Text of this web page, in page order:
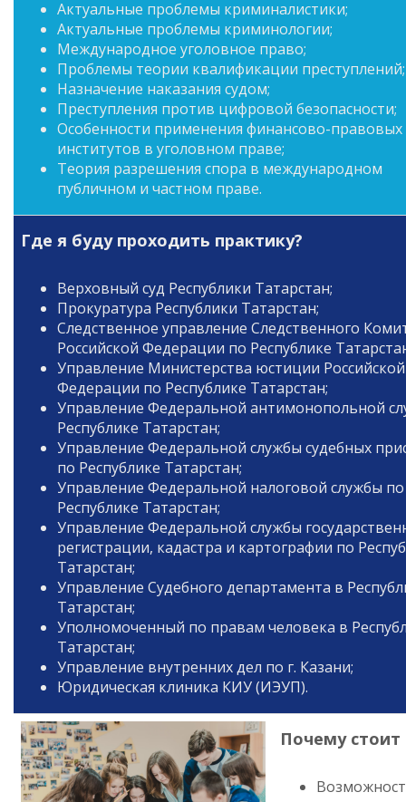
Актуальные проблемы криминалистики;
Актуальные проблемы криминологии;
Международное уголовное право;
Проблемы теории квалификации преступлений;
Назначение наказания судом;
Преступления против цифровой безопасности;
Особенности применения финансово-правовых
институтов в уголовном праве;
Теория разрешения спора в международном
публичном и частном праве.
Где я буду проходить практику?
Верховный суд Республики Татарстан;
Прокуратура Республики Татарстан;
Следственное управление Следственного
Российской Федерации по Республике
Управление Министерства юстиции Российской
Федерации по Республике Татарстан;
Управление Федеральной антимонопольной
Республике Татарстан;
Управление Федеральной службы судебных
по Республике Татарстан;
Управление Федеральной налоговой службы по
Республике Татарстан;
Управление Федеральной службы
регистрации, кадастра и картографии по
Татарстан;
Управление Судебного департамента в
Татарстан;
Уполномоченный по правам человека в
Татарстан;
Управление внутренних дел по г. Казани;
Юридическая клиника КИУ (ИЭУП).
Почему стоит